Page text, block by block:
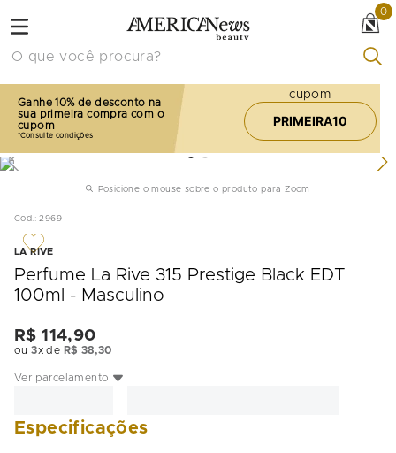
0
Ganhe 10% de desconto na
sua primeira compra com o
cupom
cupom
PRIMEIRA10
Posicione o mouse sobre o produto para Zoom
Cod. :2969
LA RIVE
Perfume La Rive 315 Prestige Black EDT
100ml - Masculino
R$ 114,90
ou3x de R$ 38,30
Ver parcelamento
Especificações